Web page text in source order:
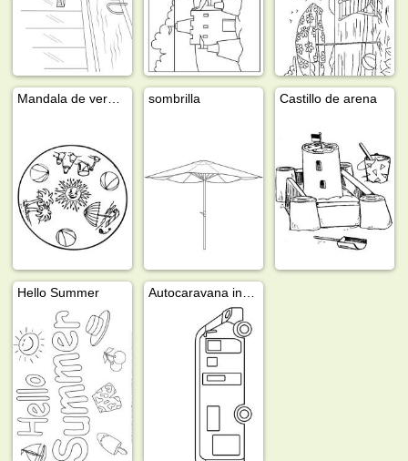
sombrilla Castillo de arena
Hello Summer